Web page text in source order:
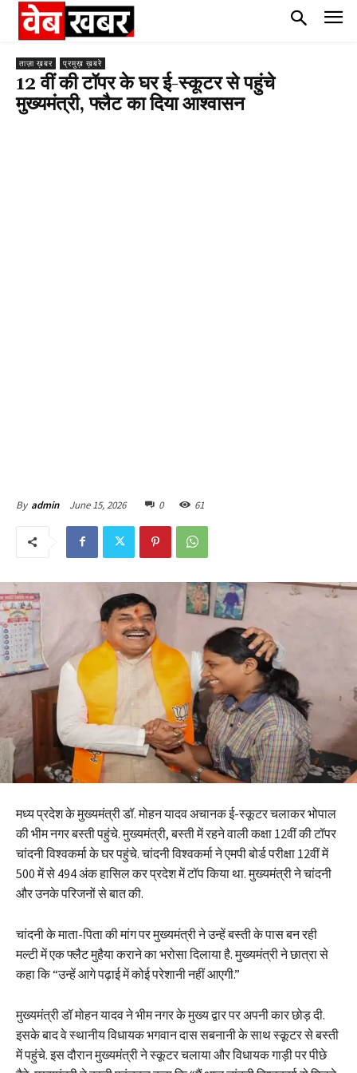
ताज़ा ख़बर प्रमुख़ ख़बरे
12 वीं की टॉपर के घर ई-स्कूटर से पहुंचे
मुख्यमंत्री, फ्लैट का दिया आश्वासन
By admin June 15, 2026 0 61
मध्य प्रदेश के मुख्यमंत्री डॉ. मोहन यादव अचानक ई-स्कूटर चलाकर भोपाल
की भीम नगर बस्ती पहुंचे. मुख्यमंत्री, बस्ती में रहने वाली कक्षा 12वीं की टॉपर
चांदनी विश्वकर्मा के घर पहुंचे. चांदनी विश्वकर्मा ने एमपी बोर्ड परीक्षा 12वीं में
500 में से 494 अंक हासिल कर प्रदेश में टॉप किया था. मुख्यमंत्री ने चांदनी
और उनके परिजनों से बात की.
चांदनी के माता-पिता की मांग पर मुख्यमंत्री ने उन्हें बस्ती के पास बन रही
मल्टी में एक फ्लैट मुहैया कराने का भरोसा दिलाया है. मुख्यमंत्री ने छात्रा से
कहा कि “उन्हें आगे पढ़ाई में कोई परेशानी नहीं आएगी.”
मुख्यमंत्री डॉ मोहन यादव ने भीम नगर के मुख्य द्वार पर अपनी कार छोड़ दी.
इसके बाद वे स्थानीय विधायक भगवान दास सबनानी के साथ स्कूटर से बस्ती
में पहुंचे. इस दौरान मुख्यमंत्री ने स्कूटर चलाया और विधायक गाड़ी पर पीछे